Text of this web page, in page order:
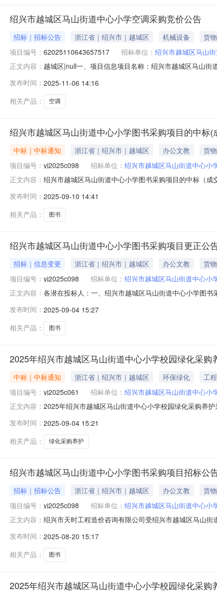
绍兴市越城区马山街道中心小学空调采购竞价公告
招标｜招标公告 浙江省｜绍兴市｜越城区 机械设备
货物
项目编号： 62025110643657517 招标单位： 绍兴市越城区马山
正文内容： 越城区|null一、项目信息项目名称：绍兴市越城区马山
(元)意向品牌空调一批核心参数要求:商品类目:空调;型号
发布时间： 2025-11-06 14:16
相关产品：
空调
绍兴市越城区马山街道中心小学图书采购项目的中标(
中标｜中标通知 浙江省｜绍兴市｜越城区 办公文教
货物
项目编号： yj2025c098 招标单位： 绍兴市越城区马山街道中心小
正文内容： 绍兴市越城区马山街道中心小学图书采购项目的中标（
商中标折扣率1绍兴市越城区马山街道中心小学图书采购
为1个工作日，各参加政
发布时间： 2025-09-10 14:41
相关产品：
图书
绍兴市越城区马山街道中心小学图书采购项目更正公
招标｜信息变更 浙江省｜绍兴市｜越城区 办公文教
货物
项目编号： yj2025c098 招标单位： 绍兴市越城区马山街道中心小
正文内容： 各潜在投标人：一、绍兴市越城区马山街道中心小学图
所报价图书折扣后的金额进行核对后，最终支付以核对
目预算全部用完，按
发布时间： 2025-09-04 15:27
相关产品：
图书
2025年绍兴市越城区马山街道中心小学校园绿化采购
中标｜中标通知 浙江省｜绍兴市｜越城区 环保绿化
工程
项目编号： yj2025c061 招标单位： 绍兴市越城区马山街道中心小
正文内容： 2025年绍兴市越城区马山街道中心小学校园绿化采购养
年09月03日七、中标/成交结果：标项标项内容采购方式
园林绿化有限
发布时间： 2025-09-04 15:21
相关产品：
绿化采购养护
绍兴市越城区马山街道中心小学图书采购项目招标公
招标｜招标公告 浙江省｜绍兴市｜越城区 办公文教
货物
项目编号： yj2025c098 招标单位： 绍兴市越城区马山街道中心小
正文内容： 绍兴市天时工程造价咨询有限公司受绍兴市越城区马山
01绍兴市越城区马山街道中心小学图书采购项目￥
定；未被“信用中国”（www
发布时间： 2025-08-20 15:17
相关产品：
图书
2025年绍兴市越城区马山街道中心小学校园绿化采购